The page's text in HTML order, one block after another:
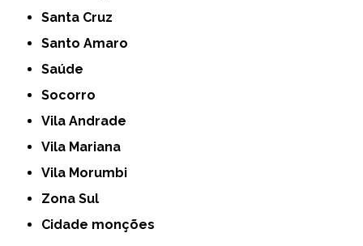
Santa Cruz
Santo Amaro
Saúde
Socorro
Vila Andrade
Vila Mariana
Vila Morumbi
Zona Sul
cidade monções